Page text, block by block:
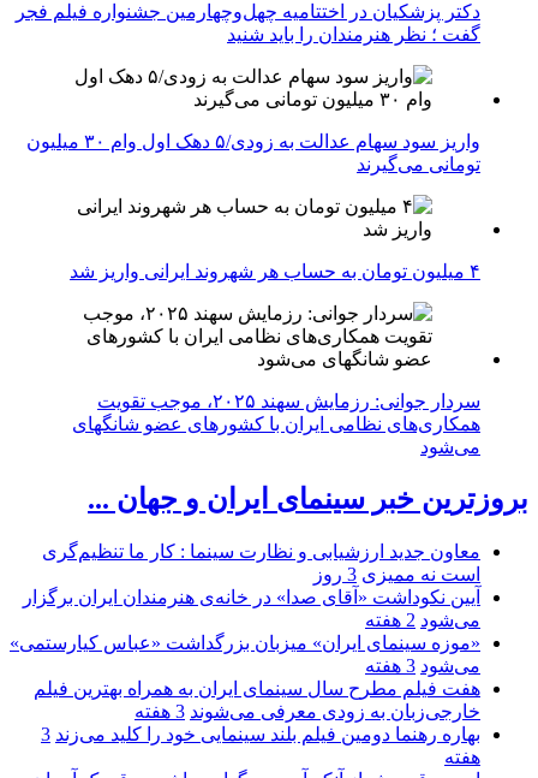
دکتر پزشکیان در اختتامیه چهل‌وچهارمین جشنواره فیلم فجر
گفت ؛ نظر هنرمندان را باید شنید
واریز سود سهام عدالت به زودی/۵ دهک اول وام ۳۰ میلیون
تومانی می‌گیرند
۴ میلیون تومان به حساب هر شهروند ایرانی واریز شد
سردار جوانی: رزمایش سهند ۲۰۲۵، موجب تقویت
همکاری‌های نظامی ایران با کشور‌های عضو شانگهای
می‌شود
بروزترین خبر سینمای ایران و جهان ...
معاون جدید ارزشیابی و نظارت سینما : کار ما تنظیم‌گری
است نه ممیزی 3 روز
آیین نکوداشت «آقای صدا» در خانه‌ی هنرمندان ایران برگزار
می‌شود 2 هفته
«موزه سینمای ایران» میزبان بزرگداشت «عباس کیارستمی»
می‌شود 3 هفته
هفت فیلم مطرح سال سینمای ایران به همراه بهترین فیلم
خارجی‌زبان به زودی معرفی می‌شوند 3 هفته
بهاره رهنما دومین فیلم بلند سینمایی خود را کلید می‌زند 3
هفته